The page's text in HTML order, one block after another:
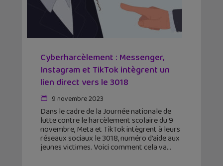
Cyberharcèlement : Messenger,
Instagram et TikTok intègrent un
lien direct vers le 3018
9 novembre 2023
Dans le cadre de la Journée nationale de
lutte contre le harcèlement scolaire du 9
novembre, Meta et TikTok intègrent à leurs
réseaux sociaux le 3018, numéro d’aide aux
jeunes victimes. Voici comment cela va